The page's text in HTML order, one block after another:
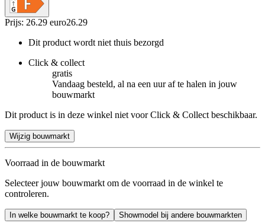
Prijs: 26.29 euro26.29
Dit product wordt niet thuis bezorgd
Click & collect
gratis
Vandaag besteld, al na een uur af te halen in jouw
bouwmarkt
Dit product is in deze winkel niet voor Click & Collect beschikbaar.
Wijzig bouwmarkt
Voorraad in de bouwmarkt
Selecteer jouw bouwmarkt om de voorraad in de winkel te
controleren.
In welke bouwmarkt te koop? Showmodel bij andere bouwmarkten